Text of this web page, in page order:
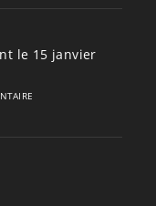
le 15 janvier